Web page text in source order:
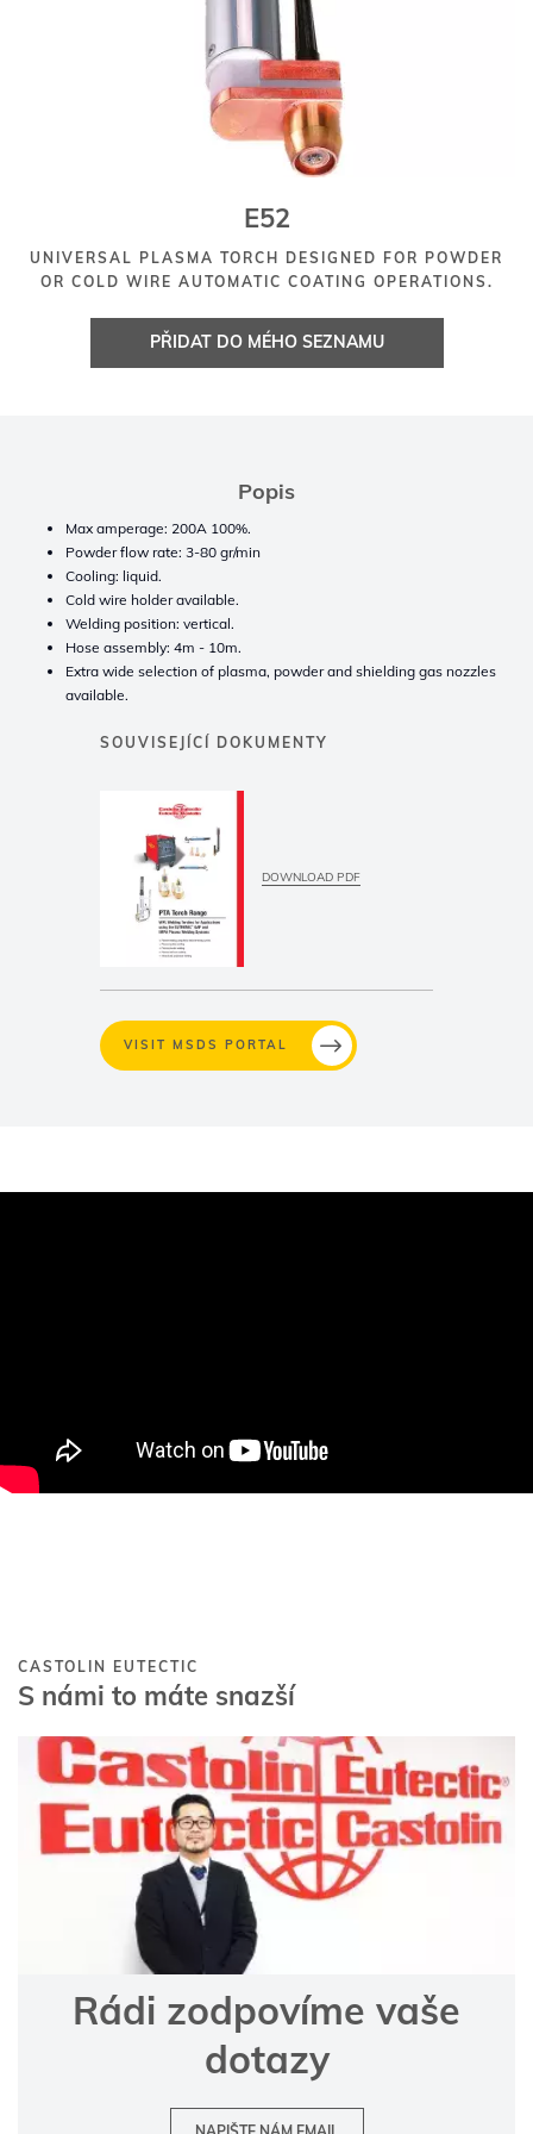
E52
UNIVERSAL PLASMA TORCH DESIGNED FOR POWDER
OR COLD WIRE AUTOMATIC COATING OPERATIONS.
PŘIDAT DO MÉHO SEZNAMU
Popis
Max amperage: 200A 100%.
Powder flow rate: 3-80 gr/min
Cooling: liquid.
Cold wire holder available.
Welding position: vertical.
Hose assembly: 4m - 10m.
Extra wide selection of plasma, powder and shielding gas nozzles
available.
SOUVISEJÍCÍ DOKUMENTY
DOWNLOAD PDF
VISIT MSDS PORTAL
CASTOLIN EUTECTIC
S námi to máte snazší
Rádi zodpovíme vaše
dotazy